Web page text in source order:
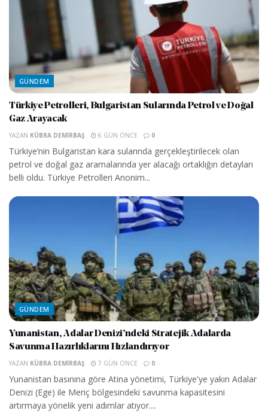
GÜNDEM
Türkiye Petrolleri, Bulgaristan Sularında Petrol ve Doğal
Gaz Arayacak
YAZAN KÜBRA DEMIRBAŞ 6 GÜN ÖNCE 0
Türkiye’nin Bulgaristan kara sularında gerçekleştirilecek olan
petrol ve doğal gaz aramalarında yer alacağı ortaklığın detayları
belli oldu. Türkiye Petrolleri Anonim...
GÜNDEM
Yunanistan, Adalar Denizi’ndeki Stratejik Adalarda
Savunma Hazırlıklarını Hızlandırıyor
YAZAN KÜBRA DEMIRBAŞ 7 GÜN ÖNCE 0
Yunanistan basınına göre Atina yönetimi, Türkiye'ye yakın Adalar
Denizi (Ege) ile Meriç bölgesindeki savunma kapasitesini
artırmaya yönelik yeni adımlar atıyor....